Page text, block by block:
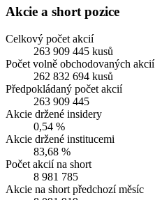
Akcie a short pozice
Celkový počet akcií
263 909 445 kusů
Počet volně obchodovaných akcií
262 832 694 kusů
Předpokládaný počet akcií
263 909 445
Akcie držené insidery
0,54 %
Akcie držené institucemi
83,68 %
Počet akcií na short
8 981 785
Akcie na short předchozí měsíc